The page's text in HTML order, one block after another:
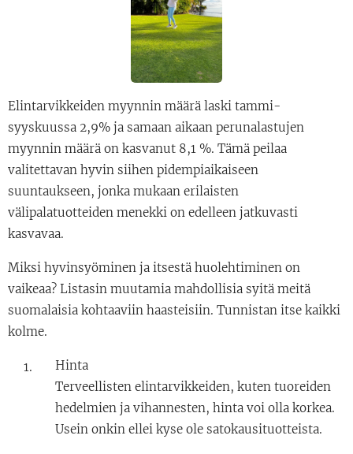
Elintarvikkeiden myynnin määrä laski tammi-
syyskuussa 2,9% ja samaan aikaan perunalastujen
myynnin määrä on kasvanut 8,1 %. Tämä peilaa
valitettavan hyvin siihen pidempiaikaiseen
suuntaukseen, jonka mukaan erilaisten
välipalatuotteiden menekki on edelleen jatkuvasti
kasvavaa.
Miksi hyvinsyöminen ja itsestä huolehtiminen on
vaikeaa? Listasin muutamia mahdollisia syitä meitä
suomalaisia kohtaaviin haasteisiin. Tunnistan itse kaikki
kolme.
Hinta
Terveellisten elintarvikkeiden, kuten tuoreiden
hedelmien ja vihannesten, hinta voi olla korkea.
Usein onkin ellei kyse ole satokausituotteista.